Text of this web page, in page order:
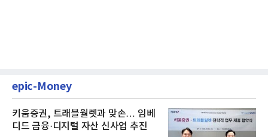
epic-Money
키움증권, 트래블월렛과 맞손… 임베
디드 금융·디지털 자산 신사업 추진